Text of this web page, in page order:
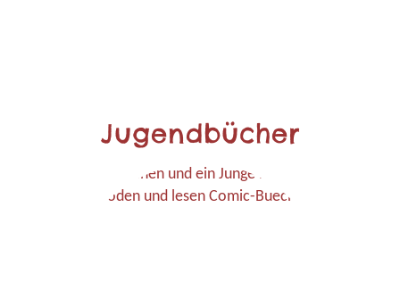
Jugendbücher